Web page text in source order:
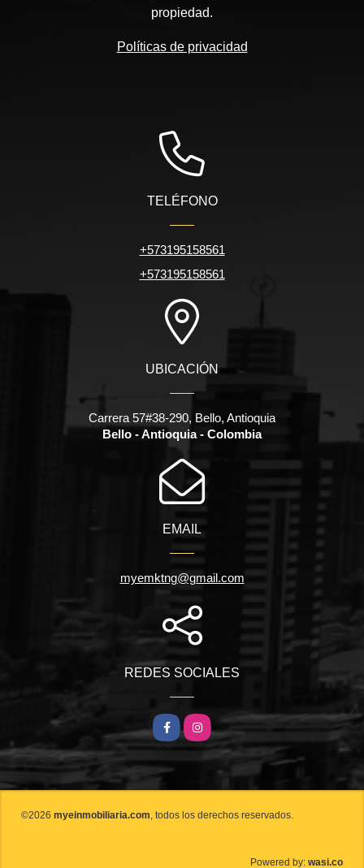
propiedad.
Políticas de privacidad
TELÉFONO
+573195158561
+573195158561
UBICACIÓN
Carrera 57#38-290, Bello, Antioquia
Bello - Antioquia - Colombia
EMAIL
myemktng@gmail.com
REDES SOCIALES
FacebookInstagram
©2026 myeinmobiliaria.com, todos los derechos reservados.
Powered by: wasi.co